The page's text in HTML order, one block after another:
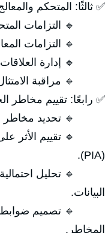
✅ ثالثًا: المتحكم
🔹 التزامات
🔹 التزامات المعالج
🔹 إدارة العلاقات
🔹 مراقبة
✅ رابعًا: تقييم مخاطر
🔹 تحديد مخاطر
🔹 تقييم الأثر
(PIA).
🔹 تحليل
البيانات.
🔹 تصميم ضوابط
المخاطر.